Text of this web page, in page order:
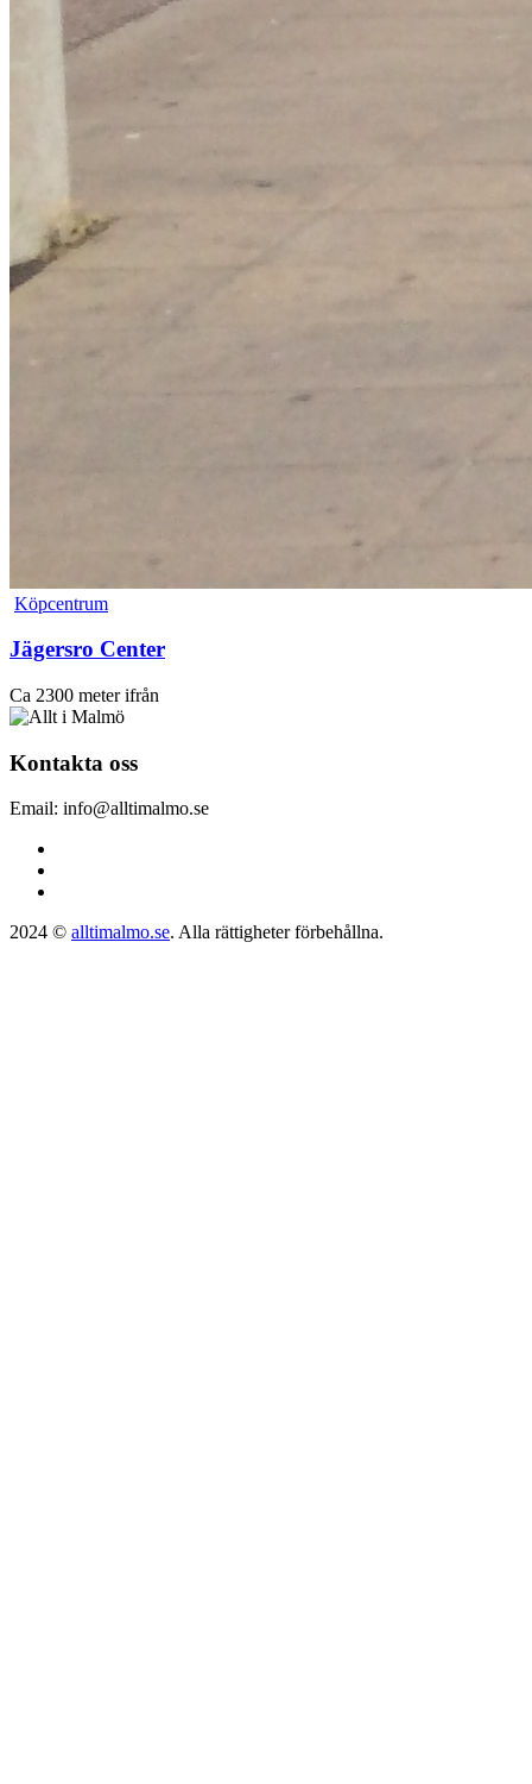
Köpcentrum
Jägersro Center
Ca 2300 meter ifrån
Kontakta oss
Email: info@alltimalmo.se
2024 © alltimalmo.se. Alla rättigheter förbehållna.